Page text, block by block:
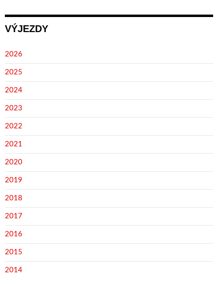
VÝJEZDY
2026
2025
2024
2023
2022
2021
2020
2019
2018
2017
2016
2015
2014